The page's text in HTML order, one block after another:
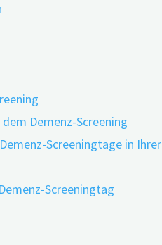
Demenz-Screening
Screeningtage in Ihrer
Screeningtag
E-Health-